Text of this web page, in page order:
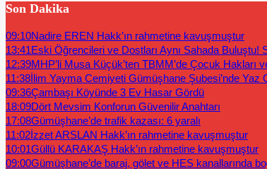
Son Dakika
09:10Nadire EREN Hakk’ın rahmetine kavuşmuştur
13:41Eski Öğrencileri ve Dostları Aynı Sahada Buluştu!
12:39MHP’li Musa Küçük’ten TBMM’de Çocuk Hakları
11:38İlim Yayma Cemiyeti Gümüşhane Şubesi’nde
09:36Çambaşı Köyünde 3 Ev Hasar Gördü
18:09Dört Mevsim Konforun Güvenilir Anahtarı
17:08Gümüşhane’de trafik kazası: 6 yaralı
11:02İzzet ARSLAN Hakk’ın rahmetine kavuşmuştur
10:01Güllü KARAKAŞ Hakk’ın rahmetine kavuşmuştur
09:00Gümüşhane’de baraj, gölet ve HES kanallarında